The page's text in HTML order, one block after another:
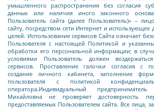
умышленного распространения без согласия
данных или наличия иного законного
Пользователь сайта (далее Пользователь)»–
сайту, посредством сети Интернет и использующее
целей. Использование сервисов Сайта означает
Пользователя с настоящей Политикой и
обработки его персональной информации; в
условиями Пользователь должен
сервисов. Проставление галочки согласия с
создание личного кабинета, заполнение
пользователя с политикой
оператора.Индивидуальный
Михайловна не проверяет достоверность
предоставляемых Пользователем сайта. Все лица,